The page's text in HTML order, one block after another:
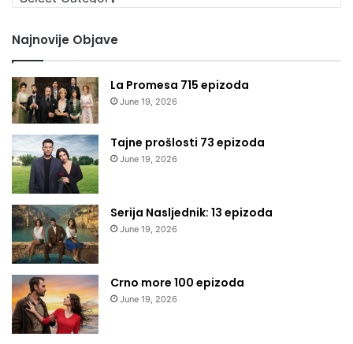
kategoriju
Najnovije Objave
La Promesa 715 epizoda
June 19, 2026
Tajne prošlosti 73 epizoda
June 19, 2026
Serija Nasljednik: 13 epizoda
June 19, 2026
Crno more 100 epizoda
June 19, 2026